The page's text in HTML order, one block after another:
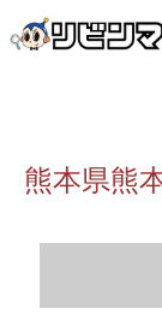
熊本県熊